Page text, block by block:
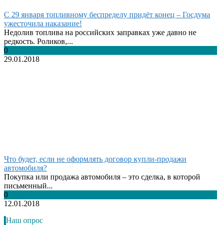
С 29 января топливному беспределу придёт конец – Госдума
ужесточила наказание!
Недолив топлива на российских заправках уже давно не
редкость. Роликов,...
0
29.01.2018
Что будет, если не оформлять договор купли-продажи
автомобиля?
Покупка или продажа автомобиля – это сделка, в которой
письменный...
0
12.01.2018
Наш опрос